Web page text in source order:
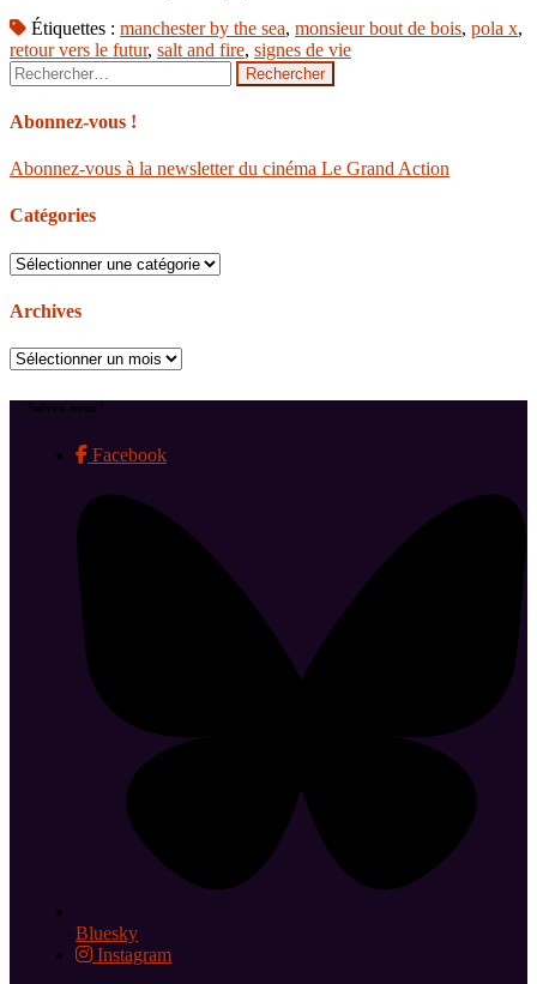
Étiquettes : manchester by the sea, monsieur bout de bois, pola x,
retour vers le futur, salt and fire, signes de vie
Rechercher :
Abonnez-vous !
Abonnez-vous à la newsletter du cinéma Le Grand Action
Catégories
Catégories
Archives
Archives
Suivez-nous !
Facebook
Bluesky
Instagram